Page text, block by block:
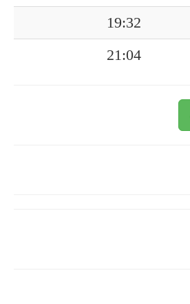
19:32
21:04